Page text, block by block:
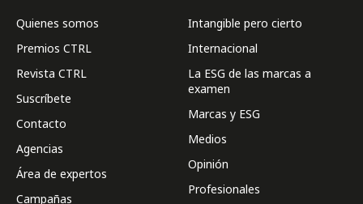
Quienes somos
Premios CTRL
Revista CTRL
Suscríbete
Contacto
Agencias
Área de expertos
Campañas
Intangible pero cierto
Internacional
La ESG de las marcas a
examen
Marcas y ESG
Medios
Opinión
Profesionales